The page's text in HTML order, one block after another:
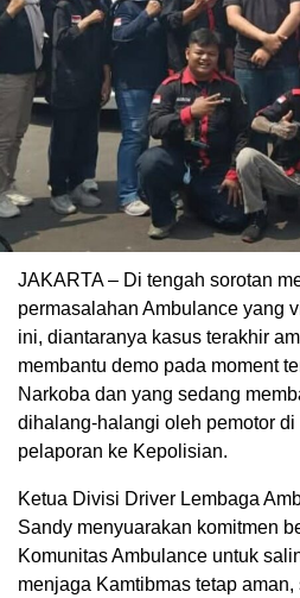
JAKARTA – Di tengah sorotan
permasalahan Ambulance yang
ini, diantaranya kasus terakhir
membantu demo pada moment
Narkoba dan yang sedang
dihalang-halangi oleh pemotor
pelaporan ke Kepolisian.
Ketua Divisi Driver Lembaga
Sandy menyuarakan komitmen
Komunitas Ambulance untuk
menjaga Kamtibmas tetap aman,